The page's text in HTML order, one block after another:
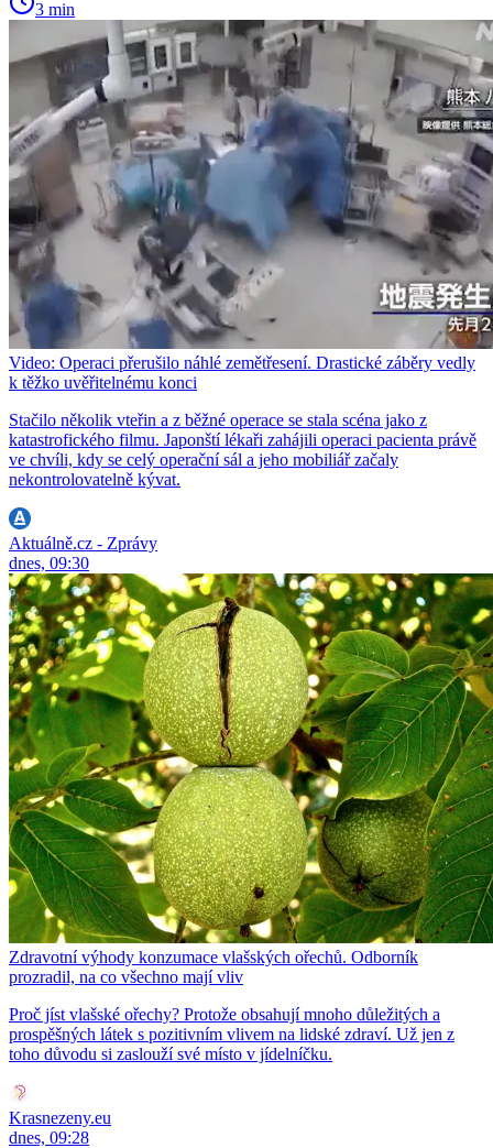
3 min
Video: Operaci přerušilo náhlé zemětřesení. Drastické záběry vedly
k těžko uvěřitelnému konci
Stačilo několik vteřin a z běžné operace se stala scéna jako z
katastrofického filmu. Japonští lékaři zahájili operaci pacienta právě
ve chvíli, kdy se celý operační sál a jeho mobiliář začaly
nekontrolovatelně kývat.
Aktuálně.cz - Zprávy
dnes, 09:30
Zdravotní výhody konzumace vlašských ořechů. Odborník
prozradil, na co všechno mají vliv
Proč jíst vlašské ořechy? Protože obsahují mnoho důležitých a
prospěšných látek s pozitivním vlivem na lidské zdraví. Už jen z
toho důvodu si zaslouží své místo v jídelníčku.
Krasnezeny.eu
dnes, 09:28